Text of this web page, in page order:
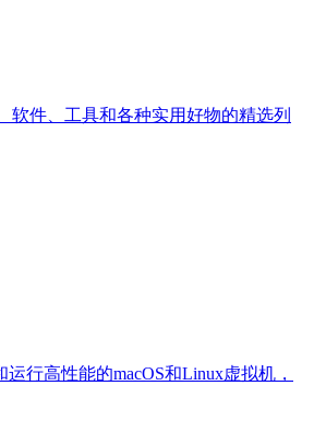
软件、工具和各种实用好物的精选列
行高性能的macOS和Linux虚拟机，